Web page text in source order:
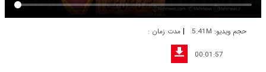
حجم ویدیو: 5.41M | مدت زمان :
00:01:57